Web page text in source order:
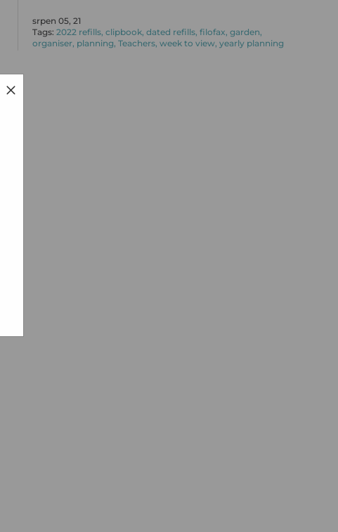
srpen 05, 21
Tags: 2022 refills clipbook dated refills filofax garden
organiser planning Teachers week to view yearly planning